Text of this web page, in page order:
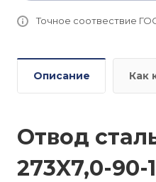
Точное соотвествие
Описание Как
Отвод
273X7,0-